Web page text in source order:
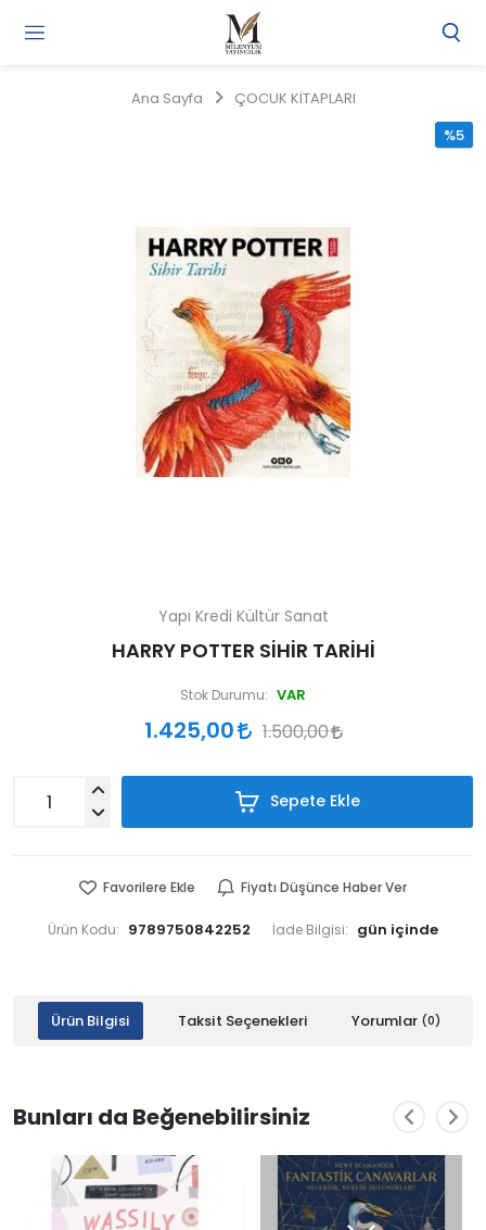
Ana Sayfa ÇOCUK KİTAPLARI
%5
Yapı Kredi Kültür Sanat
HARRY POTTER SİHİR TARİHİ
Stok Durumu: VAR
1.425,00 1.500,00
Sepete Ekle
Favorilere Ekle Fiyatı Düşünce Haber Ver
Ürün Kodu: 9789750842252 İade Bilgisi:
Ürün Bilgisi Taksit Seçenekleri Yorumlar (0)
Bunları da Beğenebilirsiniz